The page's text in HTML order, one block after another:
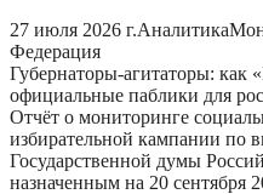
27 июля 2026 г.Аналитика
Федерация
Губернаторы-агитаторы: как
официальные паблики для
Отчёт о мониторинге
избирательной кампании по
Государственной думы
назначенным на 20 сентября